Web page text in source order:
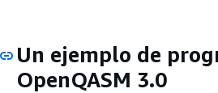
Un ejemplo de
OpenQASM 3.0